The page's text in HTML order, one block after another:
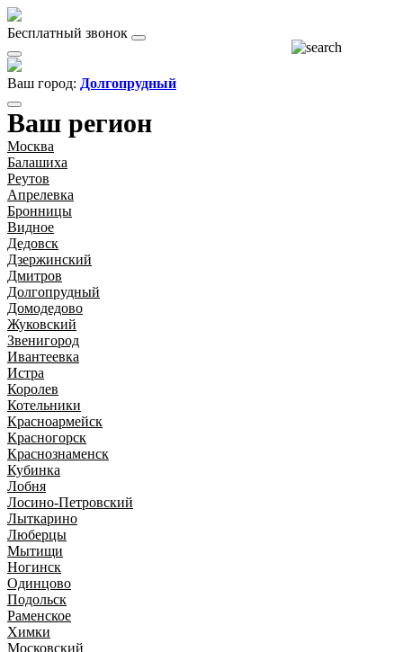
Бесплатный звонок
Ваш город: Долгопрудный
Ваш регион
Москва
Балашиха
Реутов
Апрелевка
Бронницы
Видное
Дедовск
Дзержинский
Дмитров
Долгопрудный
Домодедово
Жуковский
Звенигород
Ивантеевка
Истра
Королев
Котельники
Красноармейск
Красногорск
Краснознаменск
Кубинка
Лобня
Лосино-Петровский
Лыткарино
Люберцы
Мытищи
Ногинск
Одинцово
Подольск
Раменское
Химки
Московский